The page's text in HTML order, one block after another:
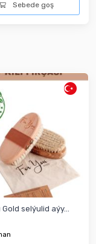
Sebede goş
selýulid aýy...